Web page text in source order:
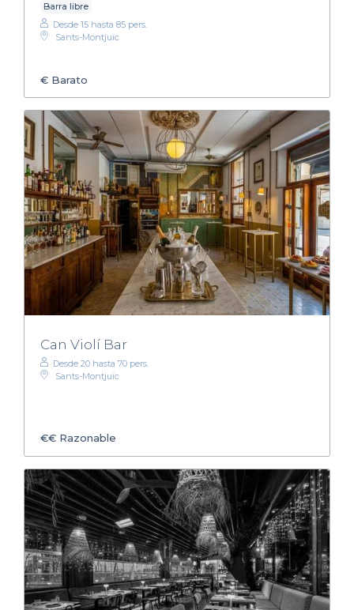
Barra libre
Desde 15 hasta 85 pers.
Sants-Montjuïc
€ Barato
Can Violí Bar
Desde 20 hasta 70 pers.
Sants-Montjuïc
€€ Razonable